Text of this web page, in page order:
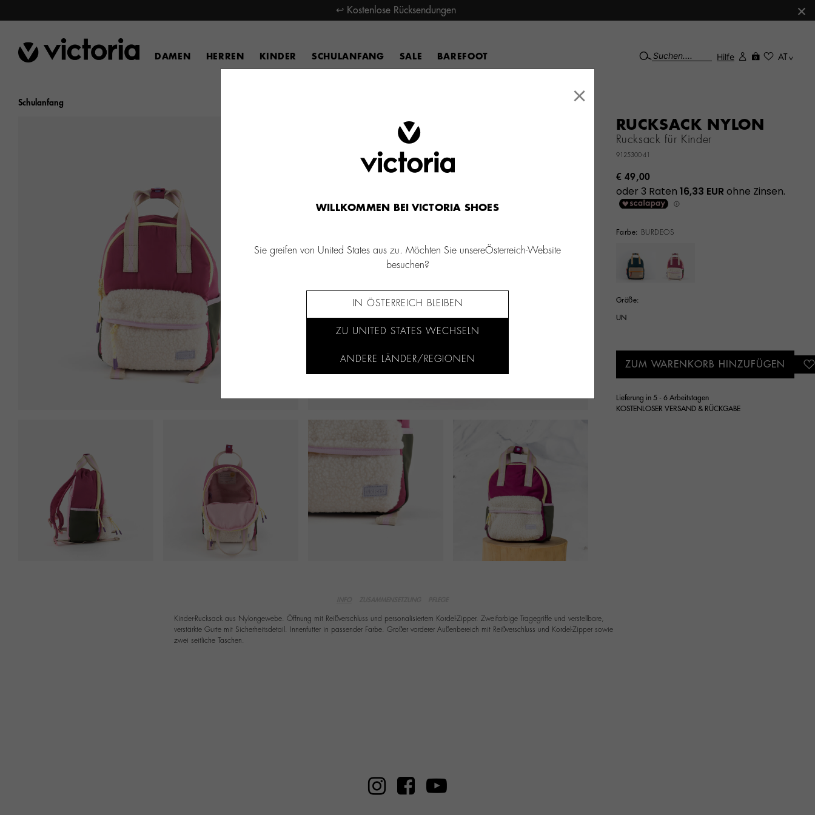
↩ Kostenlose Rücksendungen ×
DAMEN HERREN KINDER SCHULANFANG SALE BAREFOOT Hilfe AT
Schulanfang
RUCKSACK NYLON
Rucksack für Kinder
9125300-41
€ 49,00
Farbe: BURDEOS
Größe:
UN
ZUM WARENKORB HINZUFÜGEN
Lieferung in 5 - 6 Arbeitstagen
KOSTENLOSER VERSAND & RÜCKGABE
Kinder-Rucksack aus Nylongewebe. Öffnung mit Reißverschluss und personalisiertem Kordel-Zipper. Zweifarbige Tragegriffe und verstellbare,
verstärkte Gurte mit Sicherheitsdetail. Innenfutter in passender Farbe. Großer vorderer Außenbereich mit Reißverschluss und Kordel-Zipper sowie
zwei seitliche Taschen.
×
WILLKOMMEN BEI VICTORIA SHOES
Sie greifen von United States aus zu. Möchten Sie unsereÖsterreich-Website
besuchen?
IN ÖSTERREICH BLEIBEN
ZU UNITED STATES WECHSELN
ANDERE LÄNDER/REGIONEN